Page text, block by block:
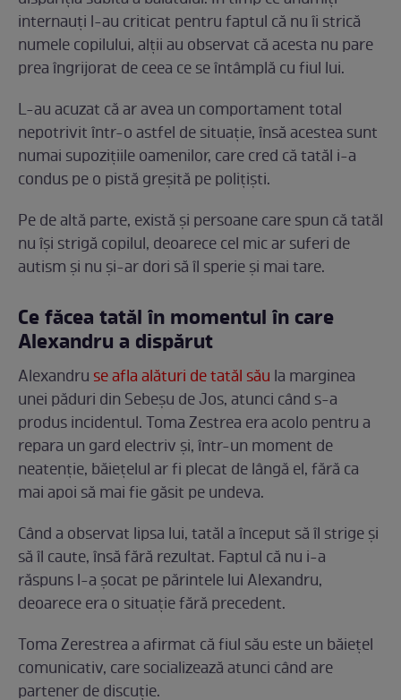
internauți l-au criticat pentru faptul că nu îi strică
numele copilului, alții au observat că acesta nu pare
prea îngrijorat de ceea ce se întâmplă cu fiul lui.
L-au acuzat că ar avea un comportament total
nepotrivit într-o astfel de situație, însă acestea sunt
numai supozițiile oamenilor, care cred că tatăl i-a
condus pe o pistă greșită pe polițiști.
Pe de altă parte, există și persoane care spun că tatăl
nu își strigă copilul, deoarece cel mic ar suferi de
autism și nu și-ar dori să îl sperie și mai tare.
Ce făcea tatăl în momentul în care
Alexandru a dispărut
Alexandru se afla alături de tatăl său la marginea
unei păduri din Sebeșu de Jos, atunci când s-a
produs incidentul. Toma Zestrea era acolo pentru a
repara un gard electriv și, într-un moment de
neatenție, băiețelul ar fi plecat de lângă el, fără ca
mai apoi să mai fie găsit pe undeva.
Când a observat lipsa lui, tatăl a început să îl strige și
să îl caute, însă fără rezultat. Faptul că nu i-a
răspuns l-a șocat pe părintele lui Alexandru,
deoarece era o situație fără precedent.
Toma Zerestrea a afirmat că fiul său este un băiețel
comunicativ, care socializează atunci când are
partener de discuție.